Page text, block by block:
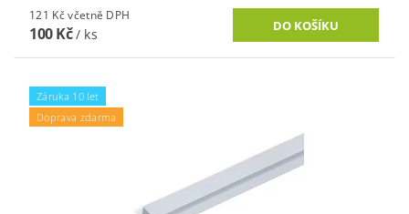
121 Kč včetně DPH
100 Kč/ ks
Záruka 10 let
Doprava zdarma